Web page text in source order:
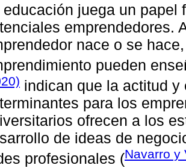
educación juega un papel
emprendedores.
nace o se
pueden
indican que la actitud
para los
ofrecen a los
de ideas de
profesionales (Navarro y